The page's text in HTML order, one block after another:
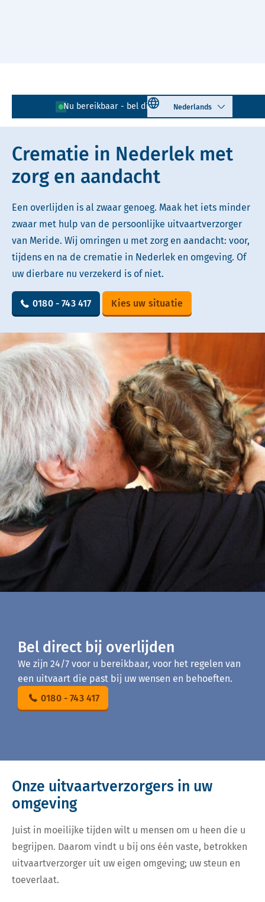
Nu bereikbaar - bel direct! 0180 - 743 417
Select language
Lees voor Uitleg woorden
Simpele tekst
Crematie in Nederlek met
zorg en aandacht
Een overlijden is al zwaar genoeg. Maak het iets minder
zwaar met hulp van de persoonlijke uitvaartverzorger
van Meride. Wij omringen u met zorg en aandacht: voor,
tijdens en na de crematie in Nederlek en omgeving. Of
uw dierbare nu verzekerd is of niet.
0180 - 743 417 Kies uw situatie
Bel direct bij overlijden
We zijn 24/7 voor u bereikbaar, voor het regelen van
een uitvaart die past bij uw wensen en behoeften.
0180 - 743 417
Onze uitvaartverzorgers in uw
omgeving
Juist in moeilijke tijden wilt u mensen om u heen die u
begrijpen. Daarom vindt u bij ons één vaste, betrokken
uitvaartverzorger uit uw eigen omgeving; uw steun en
toeverlaat.